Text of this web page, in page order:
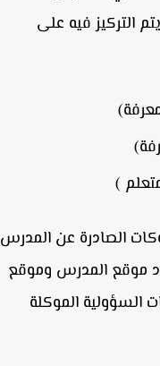
التركيز فيه على
)
الصادرة عن المدرس
المدرس وموقع
الموكلة